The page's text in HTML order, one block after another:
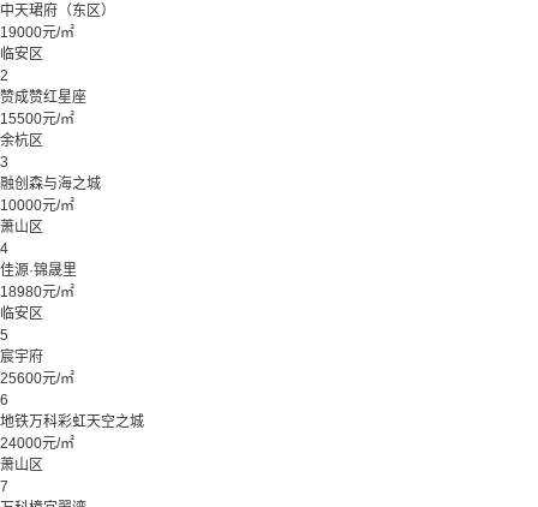
中天珺府（东区）
19000元/㎡
临安区
2
赞成赞红星座
15500元/㎡
余杭区
3
融创森与海之城
10000元/㎡
萧山区
4
佳源·锦晟里
18980元/㎡
临安区
5
宸宇府
25600元/㎡
6
地铁万科彩虹天空之城
24000元/㎡
萧山区
7